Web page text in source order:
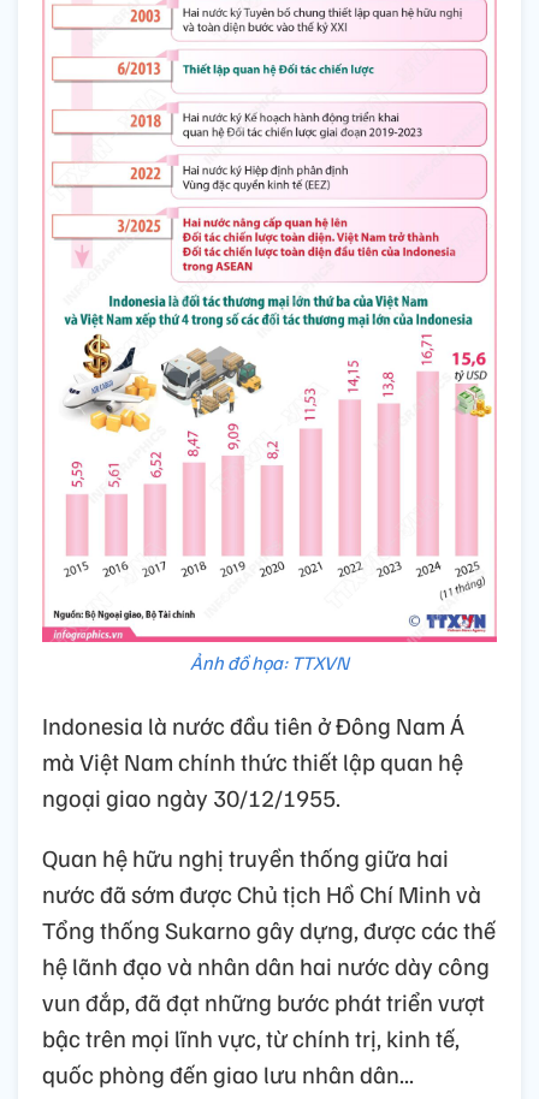
Ảnh đồ họa: TTXVN
Indonesia là nước đầu tiên ở Đông Nam Á
mà Việt Nam chính thức thiết lập quan hệ
ngoại giao ngày 30/12/1955.
Quan hệ hữu nghị truyền thống giữa hai
nước đã sớm được Chủ tịch Hồ Chí Minh và
Tổng thống Sukarno gây dựng, được các thế
hệ lãnh đạo và nhân dân hai nước dày công
vun đắp, đã đạt những bước phát triển vượt
bậc trên mọi lĩnh vực, từ chính trị, kinh tế,
quốc phòng đến giao lưu nhân dân...